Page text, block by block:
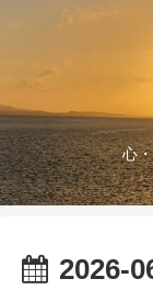
心
2026-